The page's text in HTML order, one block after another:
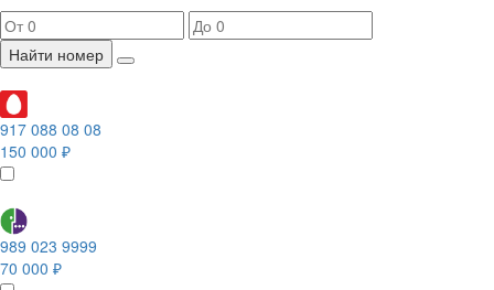
Найти номер
917 088 08 08
150 000 ₽
989 023 9999
70 000 ₽